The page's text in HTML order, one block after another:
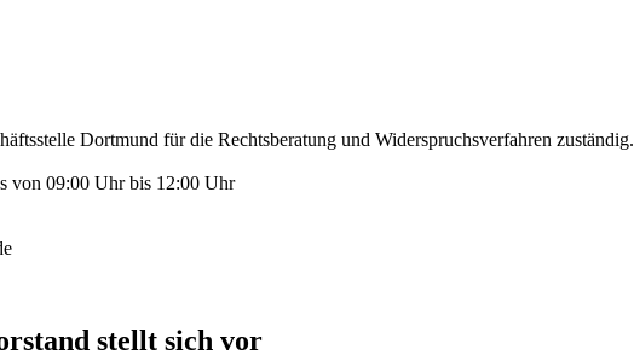
Dortmund für die Rechtsberatung und Widerspruchsverfahren zuständig.
von 09:00 Uhr bis 12:00 Uhr
stellt sich vor